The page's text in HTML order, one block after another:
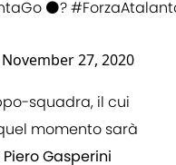
⚫️?
November 27, 2020
squadra, il cui
momento sarà
Gasperini